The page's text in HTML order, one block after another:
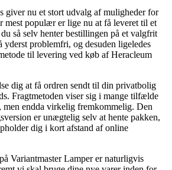
giver nu et stort udvalg af muligheder for
mest populær er lige nu at få leveret til et
så selv henter bestillingen på et valgfrit
yderst problemfri, og desuden ligeledes
til levering ved køb af Heracleum
dig at få ordren sendt til din privatbolig
Fragtmetoden viser sig i mange tilfælde
men endda virkelig fremkommelig. Den
er unægtelig selv at hente pakken,
dig i kort afstand af online
Variantmaster Lamper er naturligvis